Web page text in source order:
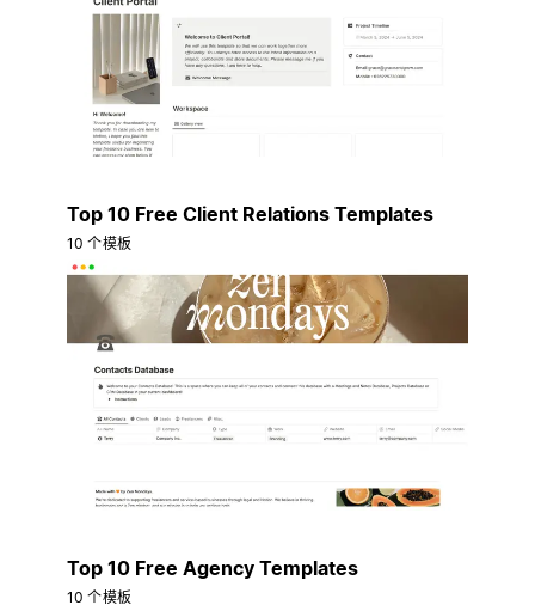
Top 10 Free Client Relations Templates
10 个模板
Top 10 Free Agency Templates
10 个模板